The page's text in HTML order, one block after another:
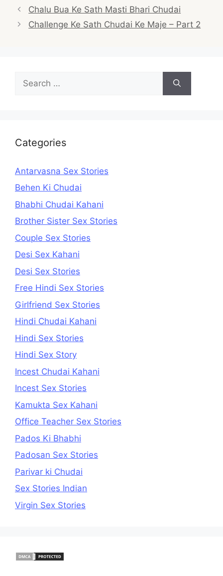
Post
navigation
Chalu Bua Ke Sath Masti Bhari Chudai
Challenge Ke Sath Chudai Ke Maje – Part 2
for:
Categories
Antarvasna Sex Stories
Behen Ki Chudai
Bhabhi Chudai Kahani
Brother Sister Sex Stories
Couple Sex Stories
Desi Sex Kahani
Desi Sex Stories
Free Hindi Sex Stories
Girlfriend Sex Stories
Hindi Chudai Kahani
Hindi Sex Stories
Hindi Sex Story
Incest Chudai Kahani
Incest Sex Stories
Kamukta Sex Kahani
Office Teacher Sex Stories
Pados Ki Bhabhi
Padosan Sex Stories
Parivar ki Chudai
Sex Stories Indian
Virgin Sex Stories